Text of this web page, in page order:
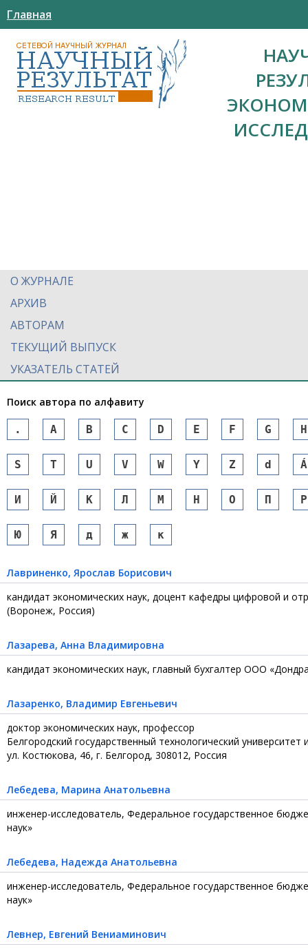
Главная
О ЖУРНАЛЕ
АРХИВ
АВТОРАМ
ТЕКУЩИЙ ВЫПУСК
УКАЗАТЕЛЬ СТАТЕЙ
Поиск автора по алфавиту
. A B C D E F G H
S T U V W Y Z d Á
И Й К Л М Н О П Р
Ю Я д ж к
Лавриненко, Ярослав Борисович
кандидат экономических наук, доцент кафедры цифровой и
(Воронеж, Россия)
Лазарева, Анна Владимировна
кандидат экономических наук, главный бухгалтер ООО
Лазаренко, Владимир Евгеньевич
доктор экономических наук, профессор
Белгородский государственный технологический
ул. Костюкова, 46, г. Белгород, 308012, Россия
Лебедева, Марина Анатольевна
инженер-исследователь, Федеральное государственное
наук»
Лебедева, Надежда Анатольевна
инженер-исследователь, Федеральное государственное
наук»
Левнер, Евгений Вениаминович